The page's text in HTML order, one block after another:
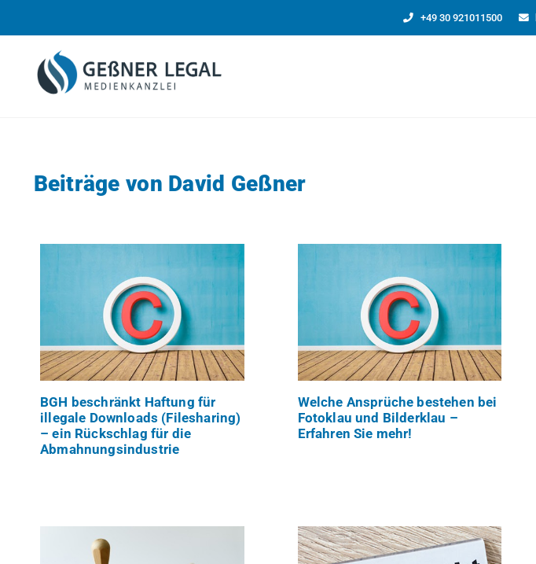
+49 30 921011500
Beiträge von David Geßner
BGH beschränkt Haftung für
illegale Downloads (Filesharing)
– ein Rückschlag für die
Abmahnungsindustrie
Welche Ansprüche bestehen bei
Fotoklau und Bilderklau –
Erfahren Sie mehr!